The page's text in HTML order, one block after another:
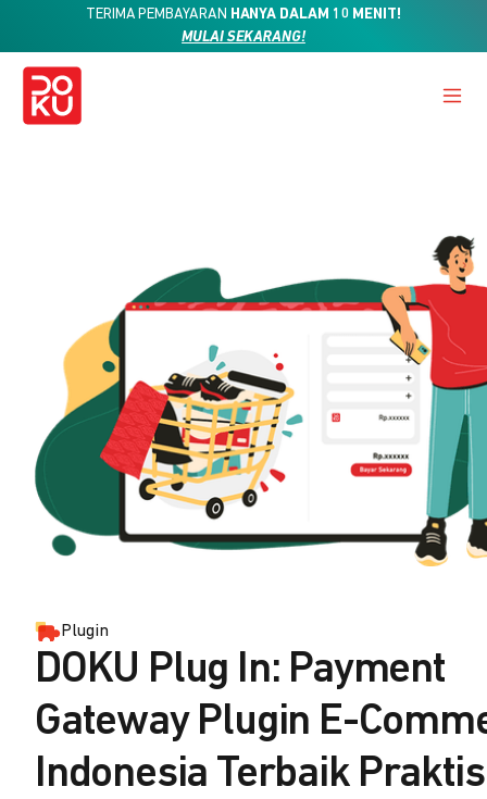
TERIMA PEMBAYARAN HANYA DALAM 10 MENIT!
MULAI SEKARANG!
Plugin
DOKU Plug In: Payment
Gateway Plugin E-
Indonesia Terbaik Praktis